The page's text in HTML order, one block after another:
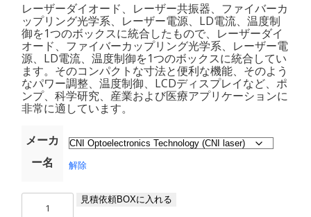
レーザーダイオード、レーザー共振器、ファイバーカ
ップリング光学系、レーザー電源、LD電流、温度制
御を1つのボックスに統合したもので、レーザーダイ
オード、ファイバーカップリング光学系、レーザー電
源、LD電流、温度制御を1つのボックスに統合してい
ます。そのコンパクトな寸法と便利な機能、そのよう
なパワー調整、温度制御、LCDディスプレイなど、ポ
ンプ、科学研究、産業および医療アプリケーションに
非常に適しています。
メーカ
ー名
解除
見積依頼BOXに入れる